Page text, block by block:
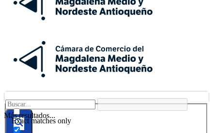
Más resultados...
Exact matches only